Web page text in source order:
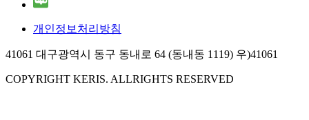
개인정보처리방침
41061 대구광역시 동구 동내로 64 (동내동 1119) 우)41061
COPYRIGHT KERIS. ALLRIGHTS RESERVED